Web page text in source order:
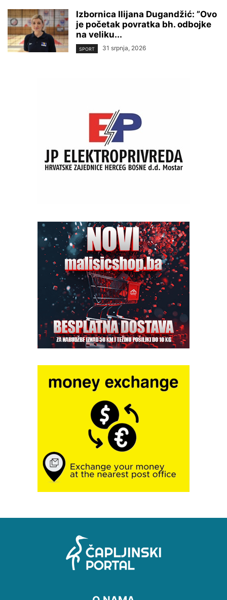
Izbornica Ilijana Dugandžić: ”Ovo
je početak povratka bh. odbojke
na veliku...
SPORT 31 srpnja, 2026